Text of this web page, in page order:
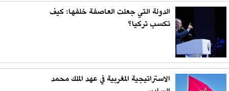
الدولة التي جعلت العاصفة خلفها: كيف
تكسب تركيا؟
الاستراتيجية المغربية في عهد الملك محمد